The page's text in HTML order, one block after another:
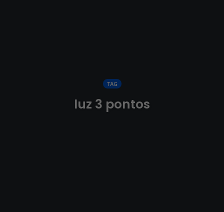
TAG
luz 3 pontos